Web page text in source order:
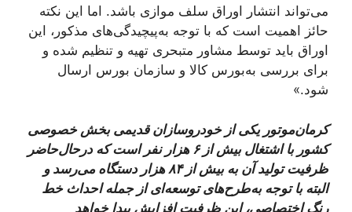
می‌تواند انتشار اوراق سلف موازی باشد. اما این نکته
حائز اهمیت است که با توجه به‌پیچیدگی‌های مذکور، این
اوراق باید توسط مشاور متبحری تهیه و تنظیم شده و
برای بررسی به‌بورس کالا و سازمان بورس ارسال
شود.»
کرمان‌موتور یکی از خودروسازان قدیمی بخش خصوصی
کشور با اشتغال بیش از ۶ هزار نفر است که درحال‌حاضر
ظرفیت تولید آن به بیش از ۸۴ هزار دستگاه می‌رسد و
البته با توجه به‌طرح‌های توسعه‌ای از جمله احداث خط
رنگ اختصاصی، این ظرفیت افزایش پیدا خواهد